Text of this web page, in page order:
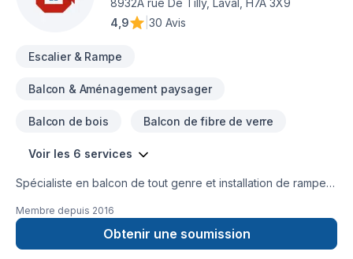
8932A rue De Tilly, Laval, H7A 3X9
4,9
30 Avis
Escalier & Rampe
Balcon & Aménagement paysager
Balcon de bois Balcon de fibre de verre
Voir les 6 services
Spécialiste en balcon de tout genre et installation de rampe
Membre depuis 2016
Obtenir une soumission